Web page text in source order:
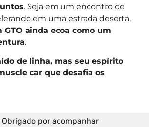
. Seja em um encontro de
em uma estrada deserta,
GTO ainda ecoa como um
.
de linha, mas seu espírito
car que desafia os
Obrigado por acompanhar